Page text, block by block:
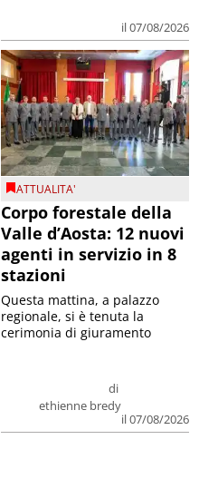
il 07/08/2026
ATTUALITA'
Corpo forestale della
Valle d’Aosta: 12 nuovi
agenti in servizio in 8
stazioni
di
ethienne bredy
il 07/08/2026
Questa mattina, a palazzo
regionale, si è tenuta la
cerimonia di giuramento